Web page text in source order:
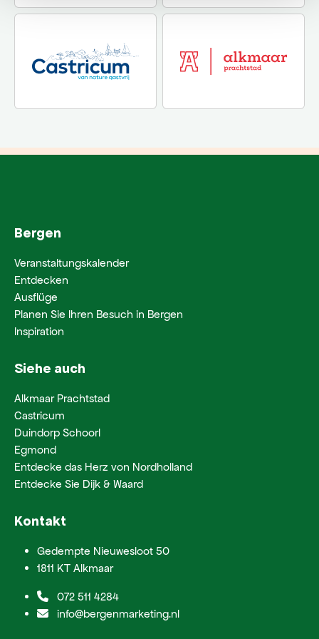
Bergen
Veranstaltungskalender
Entdecken
Ausflüge
Planen Sie Ihren Besuch in Bergen
Inspiration
Siehe auch
Alkmaar Prachtstad
Castricum
Duindorp Schoorl
Egmond
Entdecke das Herz von Nordholland
Entdecke Sie Dijk & Waard
Kontakt
Gedempte Nieuwesloot 50
1811 KT Alkmaar
072 511 4284
info@bergenmarketing.nl